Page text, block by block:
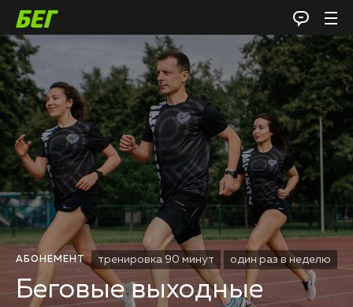
АБОНЕМЕНТ тренировка 90 минут один раз в неделю
Беговые выходные